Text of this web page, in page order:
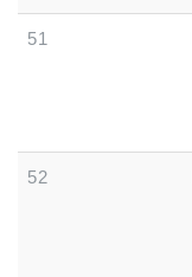
51
52